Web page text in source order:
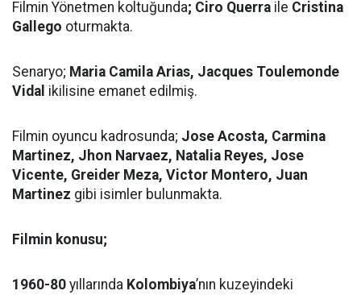
Filmin Yönetmen koltuğunda; Ciro Querra ile Cristina
Gallego oturmakta.
Senaryo; Maria Camila Arias, Jacques Toulemonde
Vidal ikilisine emanet edilmiş.
Filmin oyuncu kadrosunda; Jose Acosta, Carmina
Martinez, Jhon Narvaez, Natalia Reyes, Jose
Vicente, Greider Meza, Victor Montero, Juan
Martinez gibi isimler bulunmakta.
Filmin konusu;
1960-80 yıllarında Kolombiya’nın kuzeyindeki